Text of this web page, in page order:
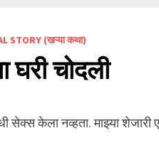
STORY (खऱ्या कथा)
घरी चोदली
सेक्स केला नव्हता. माझ्या शेजारी